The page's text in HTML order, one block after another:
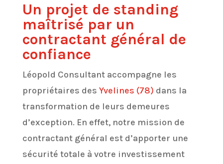
Un projet de standing
maîtrisé par un
contractant général de
confiance
Léopold Consultant accompagne les
propriétaires des Yvelines (78) dans la
transformation de leurs demeures
d’exception. En effet, notre mission de
contractant général est d’apporter une
sécurité totale à votre investissement